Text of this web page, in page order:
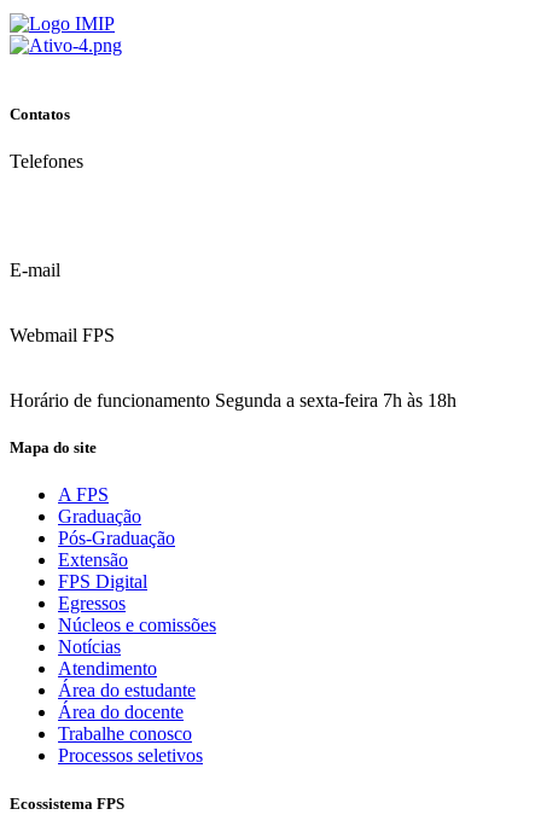
Contatos
Telefones
E-mail
Webmail FPS
Horário de funcionamento Segunda a sexta-feira 7h às 18h
Mapa do site
A FPS
Graduação
Pós-Graduação
Extensão
FPS Digital
Egressos
Núcleos e comissões
Notícias
Atendimento
Área do estudante
Área do docente
Trabalhe conosco
Processos seletivos
Ecossistema FPS